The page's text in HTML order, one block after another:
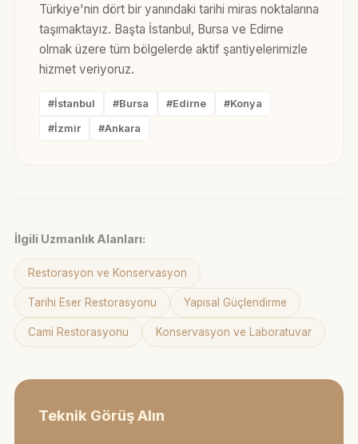
Türkiye'nin dört bir yanındaki tarihi miras noktalarına
taşımaktayız. Başta İstanbul, Bursa ve Edirne
olmak üzere tüm bölgelerde aktif şantiyelerimizle
hizmet veriyoruz.
#İstanbul #Bursa #Edirne #Konya
#İzmir #Ankara
İlgili Uzmanlık Alanları:
Restorasyon ve Konservasyon
Tarihi Eser Restorasyonu Yapısal Güçlendirme
Cami Restorasyonu Konservasyon ve Laboratuvar
Teknik Görüş Alın